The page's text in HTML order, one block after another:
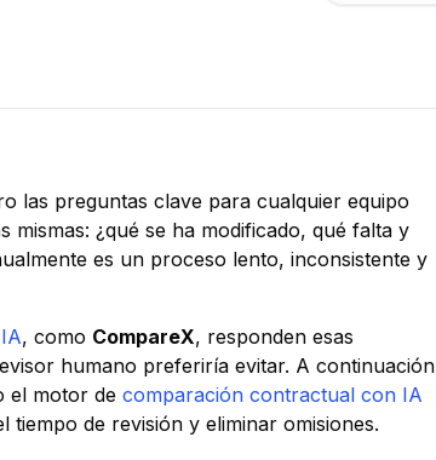
las preguntas clave para cualquier equipo
mismas: ¿qué se ha modificado, qué falta y
es un proceso lento, inconsistente y
, como CompareX, responden esas
humano preferiría evitar. A continuación
el motor de comparación contractual con IA
tiempo de revisión y eliminar omisiones.